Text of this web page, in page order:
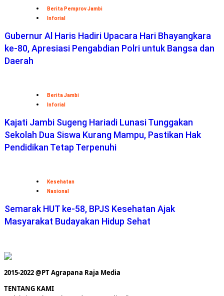
Berita Pemprov Jambi
Inforial
Gubernur Al Haris Hadiri Upacara Hari Bhayangkara
ke-80, Apresiasi Pengabdian Polri untuk Bangsa dan
Daerah
Berita Jambi
Inforial
Kajati Jambi Sugeng Hariadi Lunasi Tunggakan
Sekolah Dua Siswa Kurang Mampu, Pastikan Hak
Pendidikan Tetap Terpenuhi
Kesehatan
Nasional
Semarak HUT ke-58, BPJS Kesehatan Ajak
Masyarakat Budayakan Hidup Sehat
2015-2022 @PT Agrapana Raja Media
TENTANG KAMI